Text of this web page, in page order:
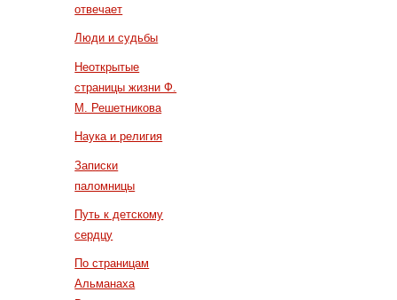
отвечает
Люди и судьбы
Неоткрытые
страницы жизни Ф.
М. Решетникова
Наука и религия
Записки
паломницы
Путь к детскому
сердцу
По страницам
Альманаха